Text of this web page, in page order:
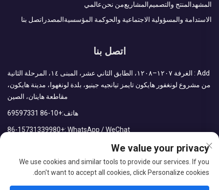
المشهدالمنتج والتصميمالمشاريعمن نحنعالمي
الاستدامة والمسؤولية الاجتماعية والحوكمة المؤسسيةالمصدر اتصل بنا
اتصل بنا
Add : الغرفة ١٢٠٧–١٢٠٨، الطابق الثاني عشر، المبنى ١٤، المرحلة الثانية
من مشروع لونغفور هايكون تايمز تيانجيه جينيو، بلدة لونغهوا، مدينة هايكون،
مقاطعة هاينان، الصين
هاتف:+86-10 69597331
WhatsApp / WeChat :
+86-15731339980
البريد الإلكتروني:We value your privacy
We use cookies and similar tools to provide our services. If you
don't want to accept all cookies, click Personalize cookies.